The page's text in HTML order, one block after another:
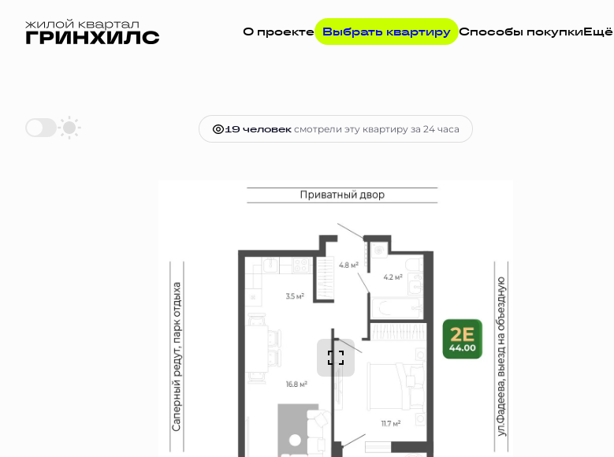
О проекте Выбрать квартиру Способы покупкиЕщё
2-комнатная 9 934 276 руб.
19 человексмотрели эту квартиру за 24 часа